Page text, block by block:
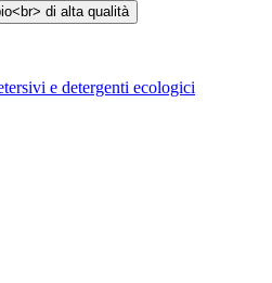
e detergenti ecologici